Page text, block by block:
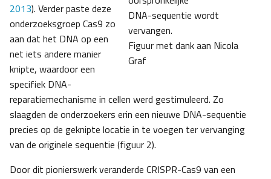
DNA-sequentie wordt
vervangen.
Figuur met dank aan Nicola
Graf
2013). Verder paste deze
onderzoeksgroep Cas9 zo
aan dat het DNA op een
net iets andere manier
knipte, waardoor een
specifiek DNA-
reparatiemechanisme in cellen werd gestimuleerd. Zo
slaagden de onderzoekers erin een nieuwe DNA-sequentie
precies op de geknipte locatie in te voegen ter vervanging
van de originele sequentie (figuur 2).
Door dit pionierswerk veranderde CRISPR-Cas9 van een